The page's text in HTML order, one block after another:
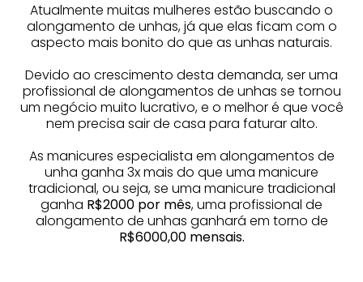
Atualmente muitas mulheres estão buscando o
alongamento de unhas, já que elas ficam com o
aspecto mais bonito do que as unhas naturais.
Devido ao crescimento desta demanda, ser uma
profissional de alongamentos de unhas se tornou
um negócio muito lucrativo, e o melhor é que você
nem precisa sair de casa para faturar alto.
As manicures especialista em alongamentos de
unha ganha 3x mais do que uma manicure
tradicional, ou seja, se uma manicure tradicional
ganha R$2000 por mês, uma profissional de
alongamento de unhas ganhará em torno de
R$6000,00 mensais.